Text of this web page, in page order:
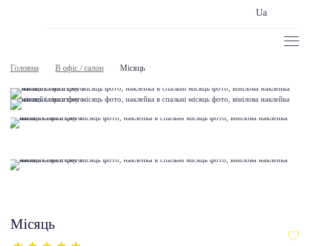
Ua
Головна В офіс / салон Місяць
Місяць